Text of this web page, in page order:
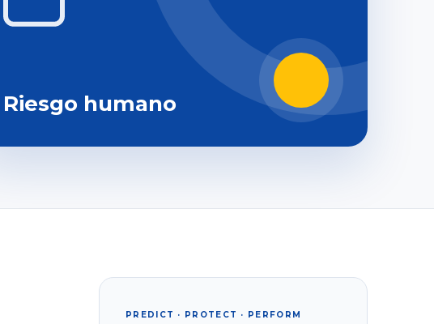
Riesgo humano
PREDICT · PROTECT · PERFORM